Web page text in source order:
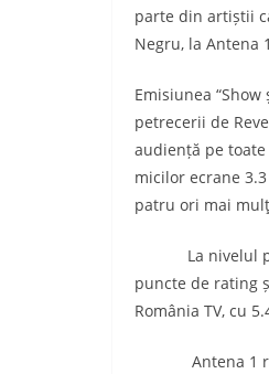
parte din artiștii
Negru, la Antena
Emisiunea
petrecerii de
audiență pe
micilor ecrane
patru ori mai
La nivelul
puncte de rating
România TV, cu
Antena 1